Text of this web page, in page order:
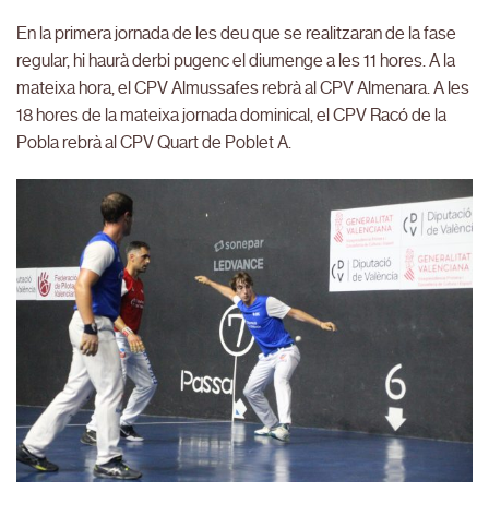
En la primera jornada de les deu que se realitzaran de la fase
regular, hi haurà derbi pugenc el diumenge a les 11 hores. A la
mateixa hora, el CPV Almussafes rebrà al CPV Almenara. A les
18 hores de la mateixa jornada dominical, el CPV Racó de la
Pobla rebrà al CPV Quart de Poblet A.